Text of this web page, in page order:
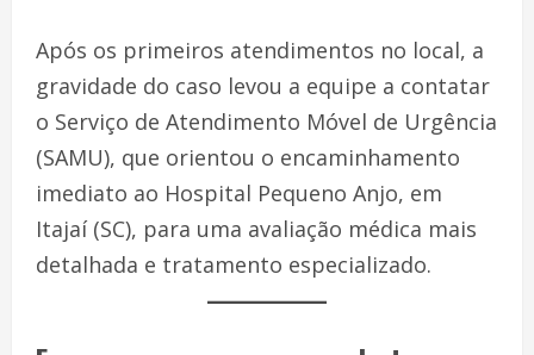
Após os primeiros atendimentos no local, a
gravidade do caso levou a equipe a contatar
o Serviço de Atendimento Móvel de Urgência
(SAMU), que orientou o encaminhamento
imediato ao Hospital Pequeno Anjo, em
Itajaí (SC), para uma avaliação médica mais
detalhada e tratamento especializado.